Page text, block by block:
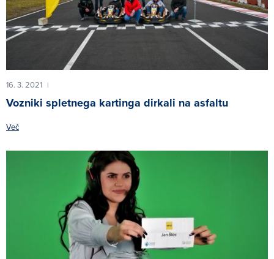
16. 3. 2021 |
Vozniki spletnega kartinga dirkali na asfaltu
Več